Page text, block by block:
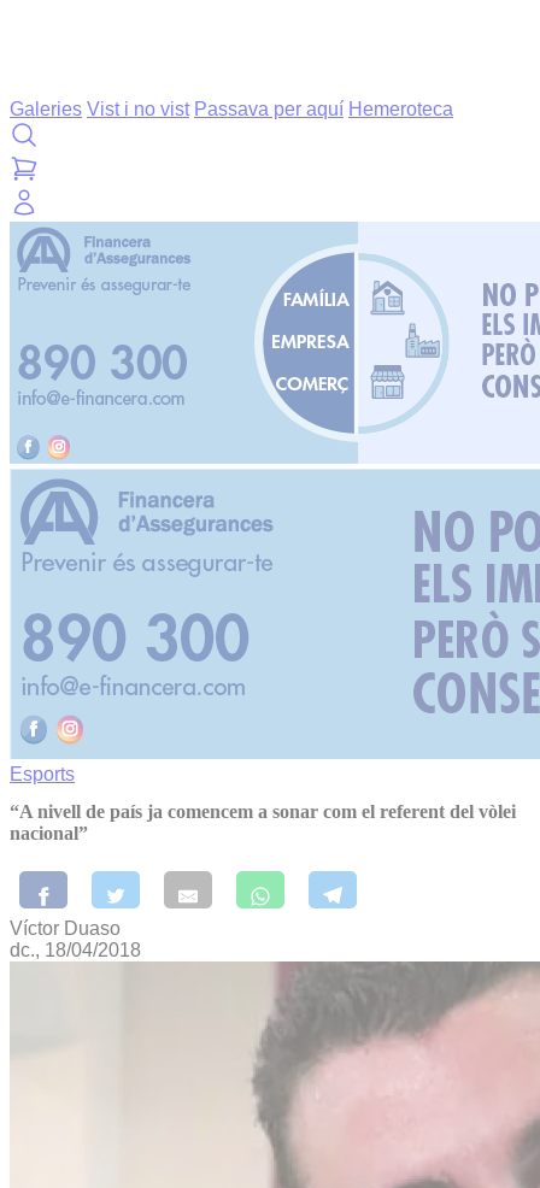
Galeries Vist i no vist Passava per aquí Hemeroteca
Esports
“A nivell de país ja comencem a sonar com el referent del vòlei
nacional”
Víctor Duaso
dc., 18/04/2018